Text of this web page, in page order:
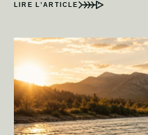
LIRE L’ARTICLE